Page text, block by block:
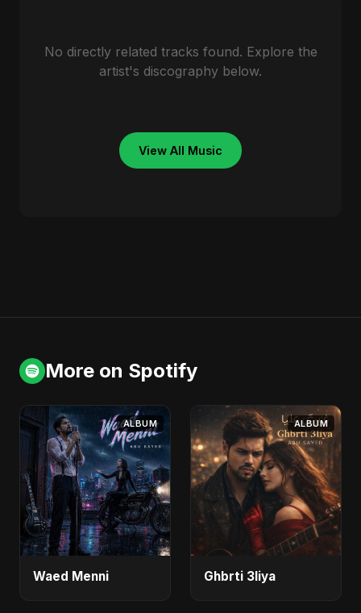
No directly related tracks found. Explore the
artist's discography below.
View All Music
More on Spotify
ALBUM
Waed Menni
ALBUM
Ghbrti 3liya